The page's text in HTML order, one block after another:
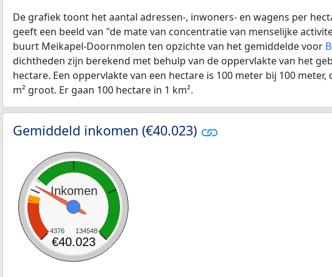
De grafiek toont het aantal adressen-, inwoners- en wagens per
geeft een beeld van "de mate van concentratie van menselijke
buurt Meikapel-Doornmolen ten opzichte van het gemiddelde voor
dichtheden zijn berekend met behulp van de oppervlakte van het
hectare. Een oppervlakte van een hectare is 100 meter bij 100 meter,
m² groot. Er gaan 100 hectare in 1 km².
Gemiddeld inkomen (€40.023)
Inkomen
4376 134548
€40.023